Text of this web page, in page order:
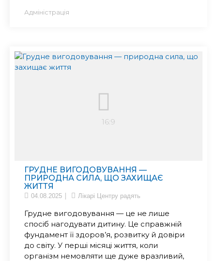
Адміністрація
ГРУДНЕ ВИГОДОВУВАННЯ —
ПРИРОДНА СИЛА, ЩО ЗАХИЩАЄ
ЖИТТЯ
04.08.2025 Лікарі Центру радять
Грудне вигодовування — це не лише
спосіб нагодувати дитину. Це справжній
фундамент її здоров’я, розвитку й довіри
до світу. У перші місяці життя, коли
організм немовляти ще дуже вразливий,